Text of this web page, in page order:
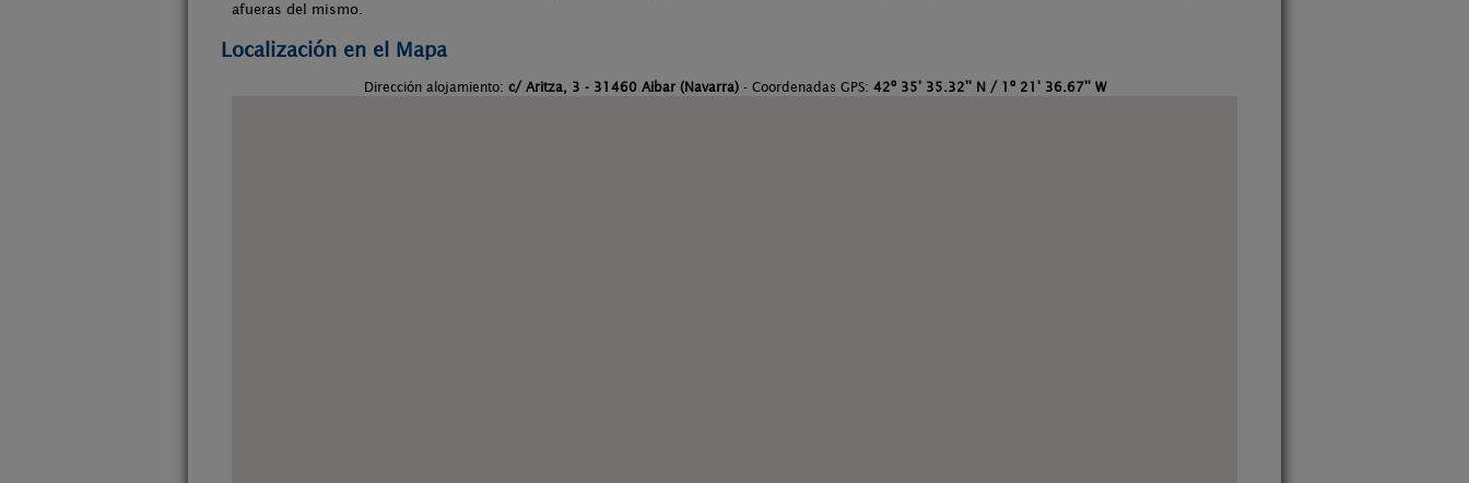
afueras del mismo.
Localización en el Mapa
Dirección alojamiento: c/ Aritza, 3 - 31460 Aibar (Navarra)- Coordenadas GPS: 42º 35' 35.32'' N / 1º 21' 36.67'' W